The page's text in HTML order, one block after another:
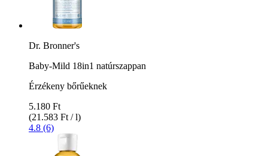
Dr. Bronner's
Baby-Mild 18in1 natúrszappan
Érzékeny bőrűeknek
5.180 Ft
(21.583 Ft / l)
4.8 (6)